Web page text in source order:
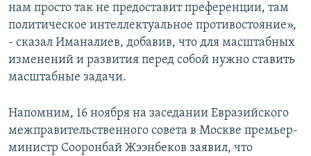
нам просто так не предоставит преференции, там
политическое интеллектуальное противостояние»,
- сказал Иманалиев, добавив, что для масштабных
изменений и развития перед собой нужно ставить
масштабные задачи.
Напомним, 16 ноября на заседании Евразийского
межправительственного совета в Москве премьер-
министр Сооронбай Жээнбеков заявил, что